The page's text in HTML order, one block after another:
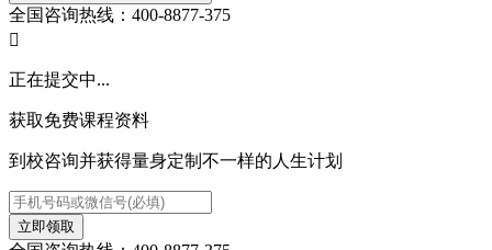
全国咨询热线：400-8877-375

正在提交中...
获取免费课程资料
到校咨询并获得量身定制不一样的人生计划
立即领取